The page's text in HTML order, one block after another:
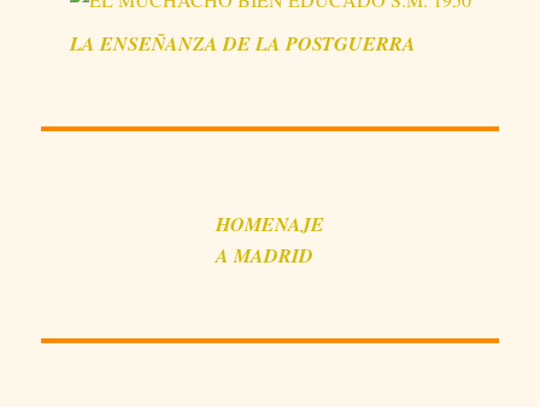
LAENSEÑANZADE LA POSTGUERRA
HOMENAJE
A MADRID